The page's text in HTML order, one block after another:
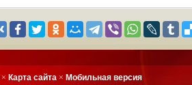
× Карта сайта × Мобильная версия